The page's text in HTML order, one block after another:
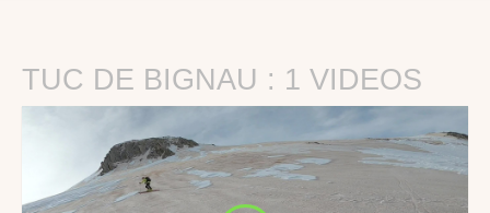
TUC DE BIGNAU : 1 VIDEOS